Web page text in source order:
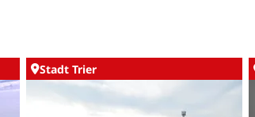
Stadt Trier